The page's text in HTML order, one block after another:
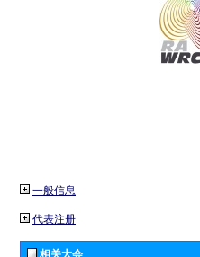
一般信息
代表注册
相关大会